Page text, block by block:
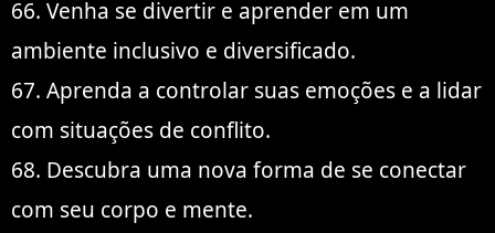
66. Venha se divertir e aprender em um
ambiente inclusivo e diversificado.
67. Aprenda a controlar suas emoções e a lidar
com situações de conflito.
68. Descubra uma nova forma de se conectar
com seu corpo e mente.